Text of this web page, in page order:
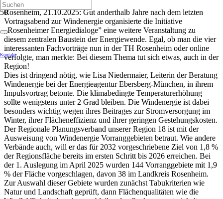
Kontakt
Rosenheim, 21.10.2025: Gut anderthalb Jahre nach dem letzten
Vortragsabend zur Windenergie organisierte die Initiative
„Rosenheimer Energiedialoge” eine weitere Veranstaltung zu
diesem zentralen Baustein der Energiewende. Egal, ob man die vier
interessanten Fachvorträge nun in der TH Rosenheim oder online
verfolgte, man merkte: Bei diesem Thema tut sich etwas, auch in der
Region!
Dies ist dringend nötig, wie Lisa Niedermaier, Leiterin der Beratung
Windenergie bei der Energieagentur Ebersberg-München, in ihrem
Impulsvortrag betonte. Die klimabedingte Temperaturerhöhung
sollte wenigstens unter 2 Grad bleiben. Die Windenergie ist dabei
besonders wichtig wegen ihres Beitrages zur Stromversorgung im
Winter, ihrer Flächeneffizienz und ihrer geringen Gestehungskosten.
Der Regionale Planungsverband unserer Region 18 ist mit der
Ausweisung von Windenergie Vorranggebieten betraut. Wie andere
Verbände auch, will er das für 2032 vorgeschriebene Ziel von 1,8 %
der Regionsfläche bereits im ersten Schritt bis 2026 erreichen. Bei
der 1. Auslegung im April 2025 wurden 144 Vorranggebiete mit 1,9
% der Fläche vorgeschlagen, davon 38 im Landkreis Rosenheim.
Zur Auswahl dieser Gebiete wurden zunächst Tabukriterien wie
Natur und Landschaft geprüft, dann Flächenqualitäten wie die